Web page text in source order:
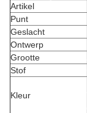
Artikel
Punt
Geslacht
Ontwerp
Grootte
Stof
Kleur